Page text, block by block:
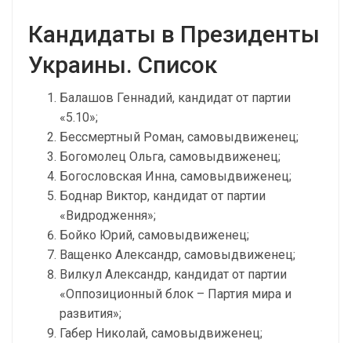
Кандидаты в Президенты
Украины. Список
Балашов Геннадий, кандидат от партии
«5.10»;
Бессмертный Роман, самовыдвиженец;
Богомолец Ольга, самовыдвиженец;
Богословская Инна, самовыдвиженец;
Боднар Виктор, кандидат от партии
«Видродження»;
Бойко Юрий, самовыдвиженец;
Ващенко Александр, самовыдвиженец;
Вилкул Александр, кандидат от партии
«Оппозиционный блок – Партия мира и
развития»;
Габер Николай, самовыдвиженец;